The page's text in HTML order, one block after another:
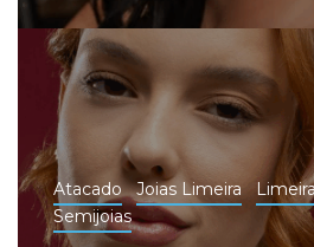
Atacado Joias Limeira
Semijoias